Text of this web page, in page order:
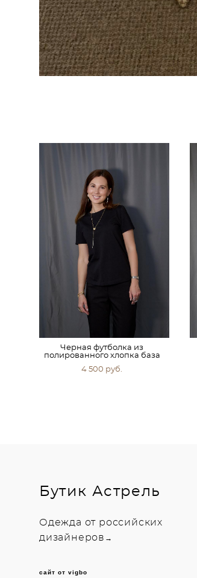
Черная футболка из
полированного хлопка база
4 500 pуб.
Бутик Астрель
Одежда от российских
дизайнеров →
сайт от vigbo